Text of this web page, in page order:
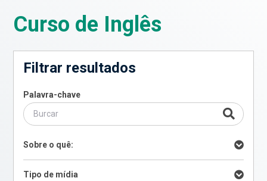
Curso de Inglês
Filtrar resultados
Palavra-chave
Sobre o quê:
Tipo de mídia